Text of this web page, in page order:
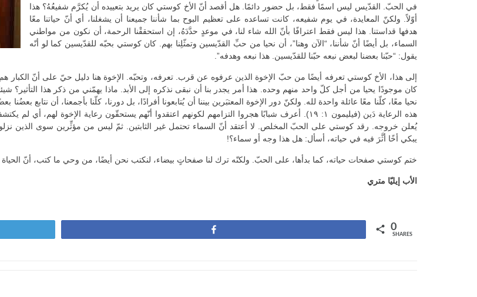
في الحبّ. القدّيس ليس اسمًا فقط، بل حضور دائمًا. هل أقصد أنّ الأخ كوستي كان يريد بتعييده أن يُكرَّم شفيعُهُ؟ هذا
أوّلاً. ولكنّ المعايدة، في يوم شفيعه، كانت تساعده على تعظيم البوح بما شأننا جميعنا أن يشغلنا، أي أنّ حياتنا معًا
هدفها قداستنا. هذا ليس فقط اعترافًا بأنّ الله شاء لنا، في موعدٍ حدَّدَهُ، إن استحققْنا الرحمة، أن نكون من مواطني
السماء، بل أيضًا أنّ شأننا، “الآن وهنا”، أن نحيا من حبِّ القدّيسين وتمثّلِنا بهم. كان كوستي بحبّه للقدّيسين كما لو أنّه
يقول: “حبّنا بعضنا لبعض نبعه حبّنا للقدّيسين. هذا نبعه وهدفه”.
إلى هذا، الأخ كوستي تعرفه أيضًا من حبّ الإخوة الذين عرفوه عن قرب. تعرفه، وتحبّه. الإخوة هنا دليل حيّ على أنّ الكبار
كان موجودًا يحيا من أجل كلّ واحد منهم وحده. هذا أمر يجدر بنا أن نبقى نذكره إلى الأبد. ماذا يهمّني من ذكر هذا التأثير؟
نحيا معًا، كلّنا معًا عائلة واحدة لله. ولكنّ دور الإخوة المعتبَرين بيننا أن يُتابعونا أفرادًا، بل دورنا، كلّنا بأجمعنا، أن نتابع
هذه الرعاية دَين (فيليمون ١: ١٩). أعرف شبابًا هجروا التزامهم لكونهم اعتقدوا أنّهم يستحقّون رعاية الإخوة
يُعلن خروجه. رقد كوستي على الحبّ المخلص. لا أعتقد أنّ السماء تحتمل غير الثابتين. ثمّ ليس من مؤثِّرين سوى الذين
يبكي أخًا أثَّرَ فيه في حياته، أسأل: هل هذا وجه أو سماء؟!
ختم كوستي صفحات حياته، كما بدأها، على الحبّ. ولكنّه ترك لنا صفحاتٍ بيضاء، لنكتب نحن أيضًا، من وحي ما كتب، أنّ
الأب إيليّا متري
0
SHARES